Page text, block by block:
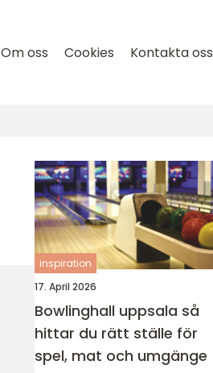
Om oss Cookies Kontakta oss
inspiration
17. April 2026
Bowlinghall uppsala så
hittar du rätt ställe för
spel, mat och umgänge